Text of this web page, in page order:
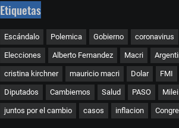
Etiquetas
Escándalo Polemica Gobierno coronavirus
Elecciones Alberto Fernandez Macri
cristina kirchner mauricio macri Dolar FMI
Diputados Cambiemos Salud PASO Milei
juntos por el cambio casos inflacion